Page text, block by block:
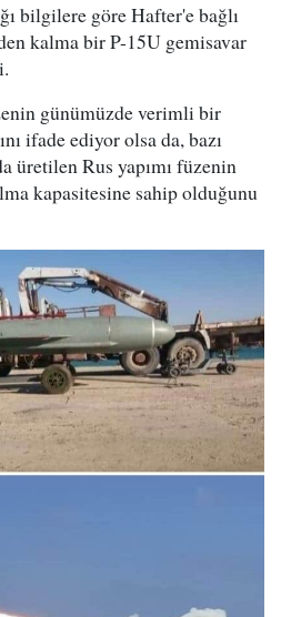
bilgilere göre Hafter'e bağlı
kalma bir P-15U gemisavar
günümüzde verimli bir
ifade ediyor olsa da, bazı
üretilen Rus yapımı füzenin
kapasitesine sahip olduğunu